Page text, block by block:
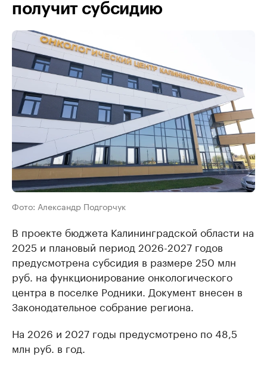
получит субсидию
Фото: Александр Подгорчук
В проекте бюджета Калининградской области на
2025 и плановый период 2026-2027 годов
предусмотрена субсидия в размере 250 млн
руб. на функционирование онкологического
центра в поселке Родники. Документ внесен в
Законодательное собрание региона.
На 2026 и 2027 годы предусмотрено по 48,5
млн руб. в год.